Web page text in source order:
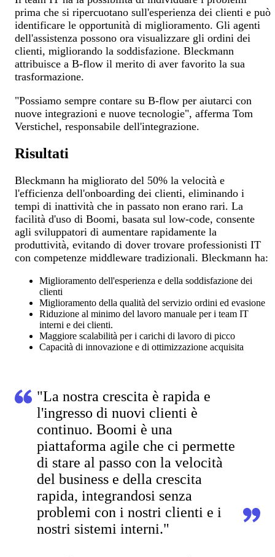
prima che si ripercuotano sull'esperienza dei clienti e può
identificare le opportunità di miglioramento. Gli agenti
dell'assistenza possono ora visualizzare gli ordini dei
clienti, migliorando la soddisfazione. Bleckmann
attribuisce a B-flow il merito di aver favorito la sua
trasformazione.
"Possiamo sempre contare su B-flow per aiutarci con
nuove integrazioni e nuove tecnologie", afferma Tom
Verstichel, responsabile dell'integrazione.
Risultati
Bleckmann ha migliorato del 50% la velocità e
l'efficienza dell'onboarding dei clienti, eliminando i
tempi di inattività che in passato non erano rari. La
facilità d'uso di Boomi, basata sul low-code, consente
agli sviluppatori di aumentare rapidamente la
produttività, evitando di dover trovare professionisti IT
con competenze middleware tradizionali. Bleckmann ha:
Miglioramento dell'esperienza e della soddisfazione dei
clienti
Miglioramento della qualità del servizio ordini ed evasione
Riduzione al minimo del lavoro manuale per i team IT
interni e dei clienti.
Maggiore scalabilità per i carichi di lavoro di picco
Capacità di innovazione e di ottimizzazione acquisita
"La nostra crescita è rapida e
l'ingresso di nuovi clienti è
continuo. Boomi è una
piattaforma agile che ci permette
di stare al passo con la velocità
del business e della crescita
rapida, integrandosi senza
problemi con i nostri clienti e i
nostri sistemi interni."